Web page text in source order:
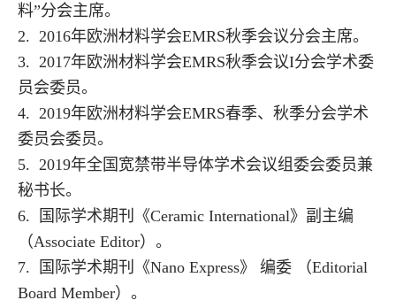
料”分会主席。
2. 2016年欧洲材料学会EMRS秋季会议分会主席。
3. 2017年欧洲材料学会EMRS秋季会议I分会学术委
员会委员。
4. 2019年欧洲材料学会EMRS春季、秋季分会学术
委员会委员。
5. 2019年全国宽禁带半导体学术会议组委会委员兼
秘书长。
6.
国际学术期刊《Ceramic International》副主编
（Associate Editor）。
7. 国际学术期刊《Nano Express》
编委 （Editorial
Board Member）。